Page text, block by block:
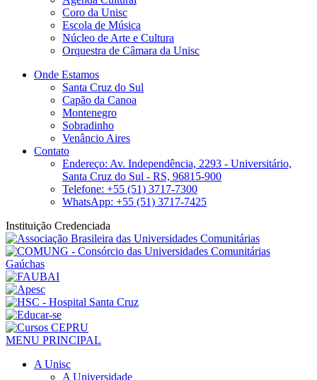
Coro da Unisc
Escola de Música
Núcleo de Arte e Cultura
Orquestra de Câmara da Unisc
Onde Estamos
Santa Cruz do Sul
Capão da Canoa
Montenegro
Sobradinho
Venâncio Aires
Contato
Endereço: Av. Independência, 2293 - Universitário,
Santa Cruz do Sul - RS, 96815-900
Telefone: +55 (51) 3717-7300
WhatsApp: +55 (51) 3717-7425
Instituição Credenciada
MENU PRINCIPAL
A Unisc
A Universidade